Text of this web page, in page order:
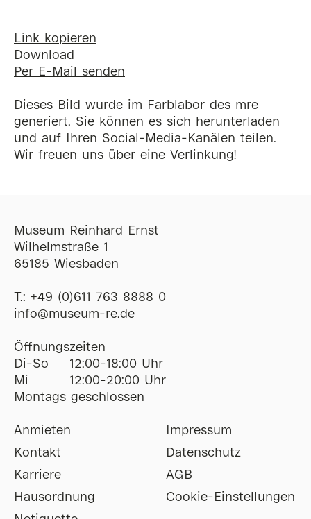
Link kopieren
Download
Per E-Mail senden
Dieses Bild wurde im Farblabor des mre
generiert. Sie können es sich herunterladen
und auf Ihren Social-Media-Kanälen teilen.
Wir freuen uns über eine Verlinkung!
Museum Reinhard Ernst
Wilhelmstraße 1
65185 Wiesbaden
T.: +49 (0)611 763 8888 0
ofni@museum-re de
Öffnungszeiten
Di-So
12:00-18:00 Uhr
Mi
12:00-20:00 Uhr
Montags geschlossen
Anmieten
Kontakt
Karriere
Hausordnung
Impressum
Datenschutz
AGB
Cookie-Einstellungen